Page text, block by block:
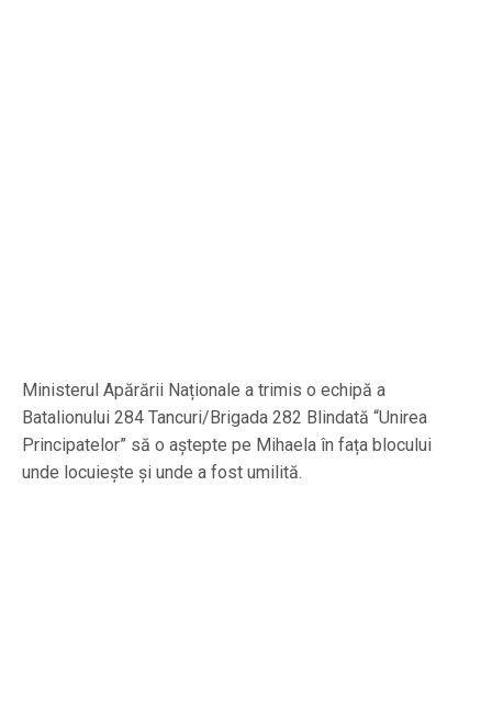
Ministerul Apărării Naționale a trimis o echipă a
Batalionului 284 Tancuri/Brigada 282 Blindată “Unirea
Principatelor” să o aștepte pe Mihaela în fața blocului
unde locuiește și unde a fost umilită.